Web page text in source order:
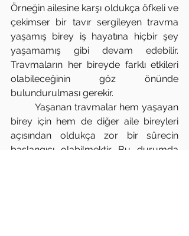
Örneğin ailesine karşı oldukça öfkeli ve
çekimser bir tavır sergileyen travma
yaşamış birey iş hayatına hiçbir şey
yaşamamış gibi devam edebilir.
Travmaların her bireyde farklı etkileri
olabileceğinin göz önünde
bulundurulması gerekir.
birey için hem de diğer aile bireyleri
açısından oldukça zor bir sürecin
başlangıcı olabilmektir. Bu durumda